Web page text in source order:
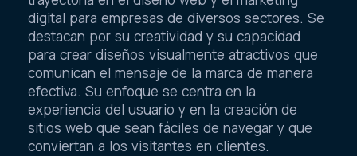
digital para empresas de diversos sectores. Se
destacan por su creatividad y su capacidad
para crear diseños visualmente atractivos que
comunican el mensaje de la marca de manera
efectiva. Su enfoque se centra en la
experiencia del usuario y en la creación de
sitios web que sean fáciles de navegar y que
conviertan a los visitantes en clientes.